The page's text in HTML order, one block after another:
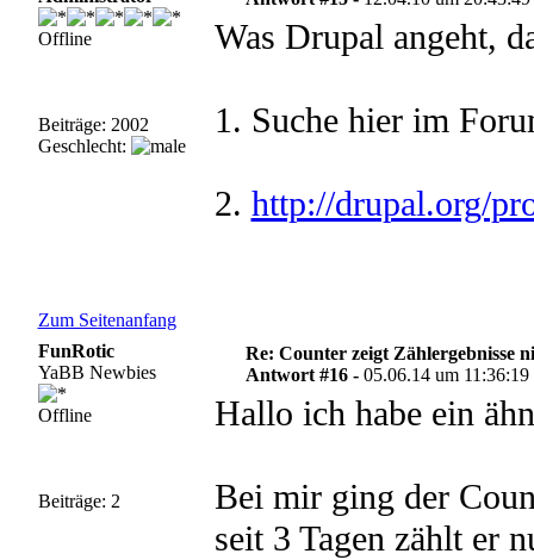
Offline
Beiträge: 2002
Geschlecht:
Was Drupal angeht,
1. Suche hier im
2. http://drupal.org/
Zum Seitenanfang
FunRotic
YaBB Newbies
Offline
Beiträge: 2
Re: Counter zeigt Zählergebnisse
Antwort #16 -05.06.14 um 11:36:19
Hallo ich habe ein
Bei mir ging der
seit 3 Tagen zählt er